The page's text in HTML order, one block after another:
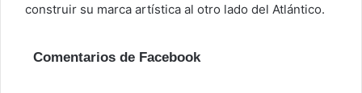
construir su marca artística al otro lado del Atlántico.
Comentarios de Facebook